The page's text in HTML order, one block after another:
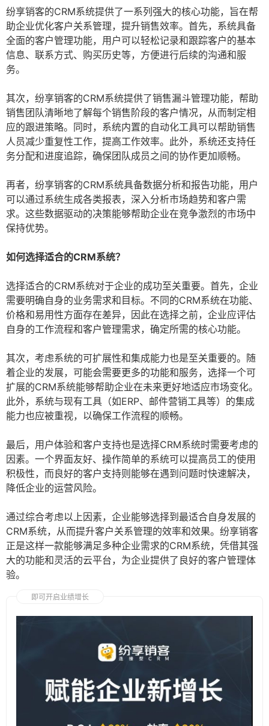
纷享销客的CRM系统提供了一系列强大的核心功能，旨在帮
助企业优化客户关系管理，提升销售效率。首先，系统具备
全面的客户管理功能，用户可以轻松记录和跟踪客户的基本
信息、联系方式、购买历史等，方便进行后续的沟通和服
务。
其次，纷享销客的CRM系统提供了销售漏斗管理功能，帮助
销售团队清晰地了解每个销售阶段的客户情况，从而制定相
应的跟进策略。同时，系统内置的自动化工具可以帮助销售
人员减少重复性工作，提高工作效率。此外，系统还支持任
务分配和进度追踪，确保团队成员之间的协作更加顺畅。
再者，纷享销客的CRM系统具备数据分析和报告功能，用户
可以通过系统生成各类报表，深入分析市场趋势和客户需
求。这些数据驱动的决策能够帮助企业在竞争激烈的市场中
保持优势。
如何选择适合的CRM系统？
选择适合的CRM系统对于企业的成功至关重要。首先，企业
需要明确自身的业务需求和目标。不同的CRM系统在功能、
价格和易用性方面存在差异，因此在选择之前，企业应评估
自身的工作流程和客户管理需求，确定所需的核心功能。
其次，考虑系统的可扩展性和集成能力也是至关重要的。随
着企业的发展，可能会需要更多的功能和服务，选择一个可
扩展的CRM系统能够帮助企业在未来更好地适应市场变化。
此外，系统与现有工具（如ERP、邮件营销工具等）的集成
能力也应被重视，以确保工作流程的顺畅。
最后，用户体验和客户支持也是选择CRM系统时需要考虑的
因素。一个界面友好、操作简单的系统可以提高员工的使用
积极性，而良好的客户支持则能够在遇到问题时快速解决，
降低企业的运营风险。
通过综合考虑以上因素，企业能够选择到最适合自身发展的
CRM系统，从而提升客户关系管理的效率和效果。纷享销客
正是这样一款能够满足多种企业需求的CRM系统，凭借其强
大的功能和灵活的云平台，为企业提供了良好的客户管理体
验。
即可开启业绩增长